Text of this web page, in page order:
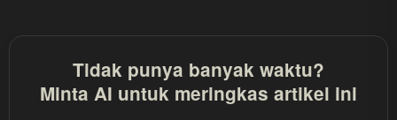
Tidak punya banyak waktu?
Minta AI untuk meringkas artikel ini